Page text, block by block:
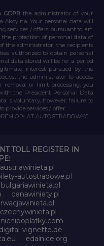
the administrator of your
Akcyjna. Your personal data will
services / offers pursuant to art.
protection of personal data of
the administrator, the recipients
authorized to obtain personal
data stored will be for a period
interest pursued by the
the administrator to access
or limit processing, you
the President Personal Data
is voluntary, however, failure to
provide services / offer.
OPŁAT AUTOSTRADOWYCH
TOLL REGISTER IN
austriawinieta.pl
autostradowe.pl
bulgariawinieta.pl
cenawiniety.pl
czechywinieta.pl
digital-vignette.de
edalnice.org